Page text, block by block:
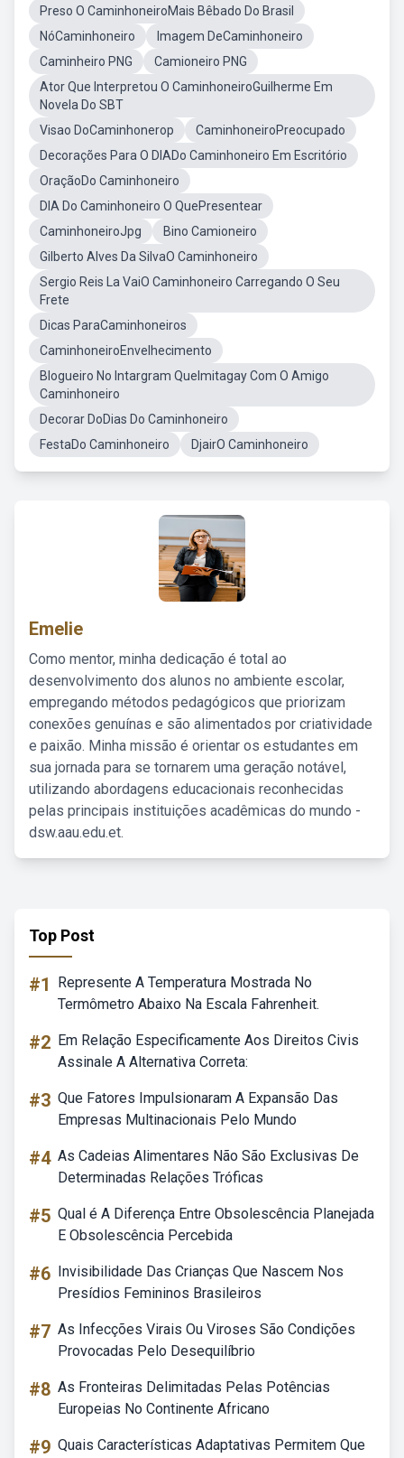
Preso O CaminhoneiroMais Bêbado Do Brasil
NóCaminhoneiro
Imagem DeCaminhoneiro
Caminheiro PNG
Camioneiro PNG
Ator Que Interpretou O CaminhoneiroGuilherme Em
Novela Do SBT
Visao DoCaminhonerop
CaminhoneiroPreocupado
Decorações Para O DIADo Caminhoneiro Em Escritório
OraçãoDo Caminhoneiro
DIA Do Caminhoneiro O QuePresentear
CaminhoneiroJpg
Bino Camioneiro
Gilberto Alves Da SilvaO Caminhoneiro
Sergio Reis La VaiO Caminhoneiro Carregando O Seu
Frete
Dicas ParaCaminhoneiros
CaminhoneiroEnvelhecimento
Blogueiro No Intargram QueImitagay Com O Amigo
Caminhoneiro
Decorar DoDias Do Caminhoneiro
FestaDo Caminhoneiro
DjairO Caminhoneiro
Emelie
Como mentor, minha dedicação é total ao
desenvolvimento dos alunos no ambiente escolar,
empregando métodos pedagógicos que priorizam
conexões genuínas e são alimentados por criatividade
e paixão. Minha missão é orientar os estudantes em
sua jornada para se tornarem uma geração notável,
utilizando abordagens educacionais reconhecidas
pelas principais instituições acadêmicas do mundo -
dsw.aau.edu.et.
Top Post
#1
Represente A Temperatura Mostrada No
Termômetro Abaixo Na Escala Fahrenheit.
#2 Em Relação Especificamente Aos Direitos Civis
Assinale A Alternativa Correta:
#3 Que Fatores Impulsionaram A Expansão Das
Empresas Multinacionais Pelo Mundo
#4 As Cadeias Alimentares Não São Exclusivas De
Determinadas Relações Tróficas
#5 Qual é A Diferença Entre Obsolescência Planejada
E Obsolescência Percebida
#6 Invisibilidade Das Crianças Que Nascem Nos
Presídios Femininos Brasileiros
#7 As Infecções Virais Ou Viroses São Condições
Provocadas Pelo Desequilíbrio
#8 As Fronteiras Delimitadas Pelas Potências
Europeias No Continente Africano
#9 Quais Características Adaptativas Permitem Que